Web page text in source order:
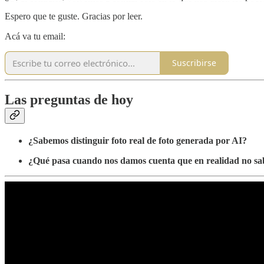
Espero que te guste. Gracias por leer.
Acá va tu email:
Suscribirse
Las preguntas de hoy
¿Sabemos distinguir foto real de foto generada por AI?
¿Qué pasa cuando nos damos cuenta que en realidad no